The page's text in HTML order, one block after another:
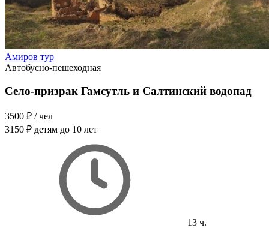
Амиров тур
Автобусно-пешеходная
Село-призрак Гамсутль и Салтинский водопад
3500 ₽ / чел
3150 ₽ детям до 10 лет
13 ч.